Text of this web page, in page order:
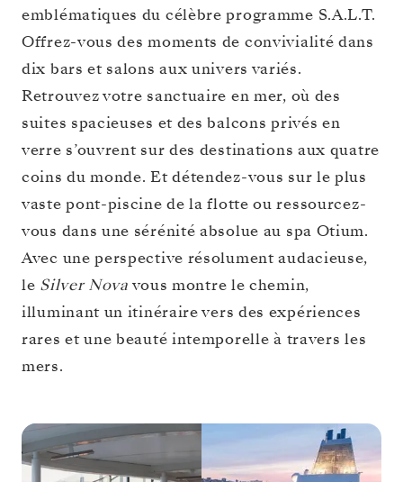
emblématiques du célèbre programme S.A.L.T.
Offrez-vous des moments de convivialité dans
dix bars et salons aux univers variés.
Retrouvez votre sanctuaire en mer, où des
suites spacieuses et des balcons privés en
verre s’ouvrent sur des destinations aux quatre
coins du monde. Et détendez-vous sur le plus
vaste pont-piscine de la flotte ou ressourcez-
vous dans une sérénité absolue au spa Otium.
Avec une perspective résolument audacieuse,
le Silver Nova vous montre le chemin,
illuminant un itinéraire vers des expériences
rares et une beauté intemporelle à travers les
mers.